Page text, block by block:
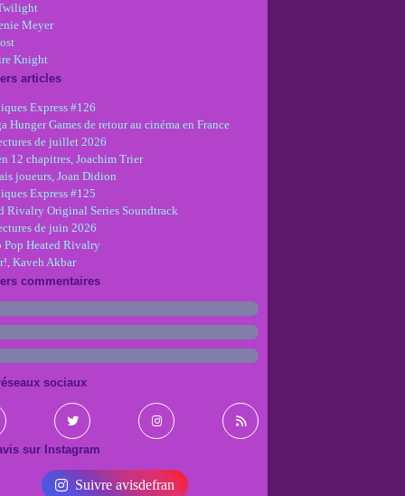
Meyer
Knight
articles
Express #126
Hunger Games de retour au cinéma en France
de juillet 2026
12 chapitres, Joachim Trier
joueurs, Joan Didion
Express #125
Rivalry Original Series Soundtrack
de juin 2026
Pop Heated Rivalry
Kaveh Akbar
commentaires
sociaux
sur Instagram
Suivre avisdefran